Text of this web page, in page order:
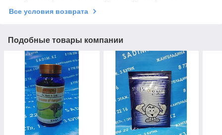
Все условия возврата
Подобные товары компании